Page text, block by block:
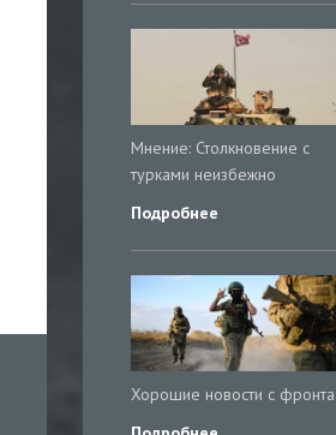
Мнение: Столкновение с
турками неизбежно
Подробнее
Хорошие новости с фронта